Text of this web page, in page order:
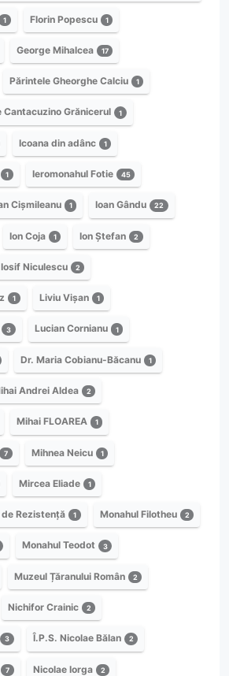
1 Florin Popescu 1
George Mihalcea 17
Părintele Gheorghe Calciu 1
Cantacuzino Grănicerul 1
Icoana din adânc 1
1 Ieromonahul Fotie 45
Cișmileanu 1 Ioan Gându 22
Ion Coja 1 Ion Ștefan 2
Iosif Niculescu 2
1 Liviu Vișan 1
3 Lucian Cornianu 1
Dr. Maria Cobianu-Băcanu 1
Andrei Aldea 2
Mihai FLOAREA 1
7 Mihnea Neicu 1
Mircea Eliade 1
Rezistență 1 Monahul Filotheu 2
Monahul Teodot 3
Muzeul Țăranului Român 2
Nichifor Crainic 2
3 Î.P.S. Nicolae Bălan 2
7 Nicolae Iorga 2